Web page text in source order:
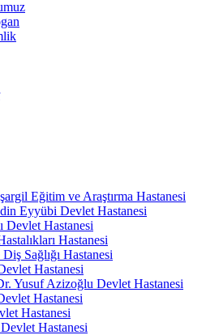
Eğitim ve Araştırma Hastanesi
Eyyübi Devlet Hastanesi
Devlet Hastanesi
Hastanesi
Sağlığı Hastanesi
Hastanesi
Yusuf Azizoğlu Devlet Hastanesi
Hastanesi
Hastanesi
Hastanesi